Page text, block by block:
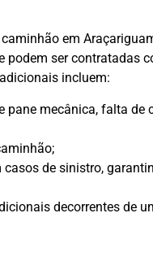
em
podem ser contratadas
incluem:
pane mecânica, falta de
de sinistro,
decorrentes de